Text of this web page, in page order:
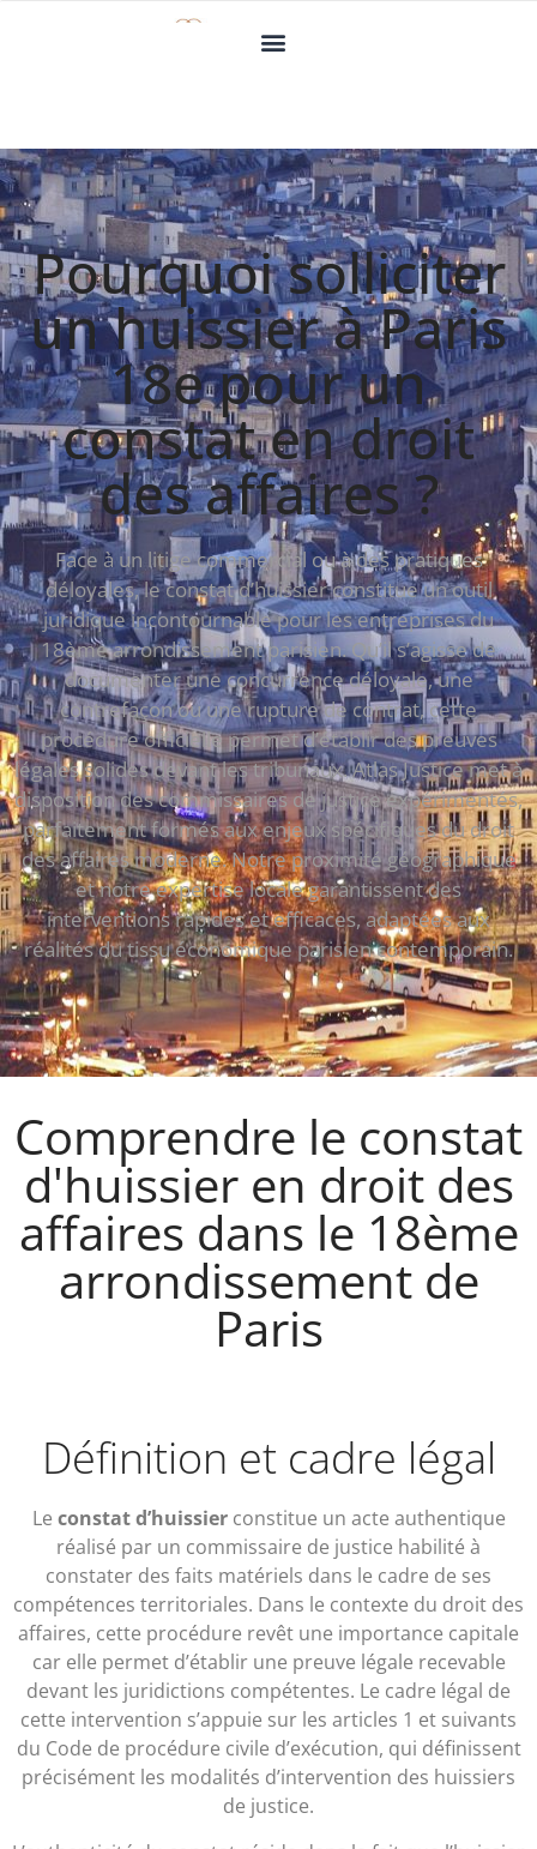
Pourquoi solliciter
un huissier à Paris
18e pour un
constat en droit
des affaires ?
Face à un litige commercial ou à des pratiques
déloyales, le constat d’huissier constitue un outil
juridique incontournable pour les entreprises du
18ème arrondissement parisien. Qu’il s’agisse de
documenter une concurrence déloyale, une
contrefaçon ou une rupture de contrat, cette
procédure officielle permet d’établir des preuves
légales solides devant les tribunaux. Atlas Justice met à
disposition des commissaires de justice expérimentés,
parfaitement formés aux enjeux spécifiques du droit
des affaires moderne. Notre proximité géographique
et notre expertise locale garantissent des
interventions rapides et efficaces, adaptées aux
réalités du tissu économique parisien contemporain.
Comprendre le constat
d'huissier en droit des
affaires dans le 18ème
arrondissement de
Paris
Définition et cadre légal
Le constat d’huissierconstitue un acte authentique
réalisé par un commissaire de justice habilité à
constater des faits matériels dans le cadre de ses
compétences territoriales. Dans le contexte du droit des
affaires, cette procédure revêt une importance capitale
car elle permet d’établir une preuve légale recevable
devant les juridictions compétentes. Le cadre légal de
cette intervention s’appuie sur les articles 1 et suivants
du Code de procédure civile d’exécution, qui définissent
précisément les modalités d’intervention des huissiers
de justice.